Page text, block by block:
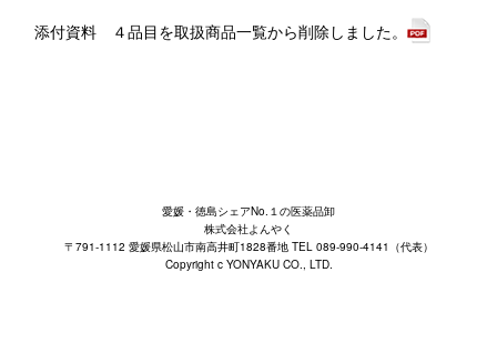
添付資料 ４品目を取扱商品一覧から削除しました。
愛媛・徳島シェアNo.１の医薬品卸
株式会社よんやく
〒791-1112 愛媛県松山市南高井町1828番地 TEL 089-990-4141（代表）
Copyright c YONYAKU CO., LTD.